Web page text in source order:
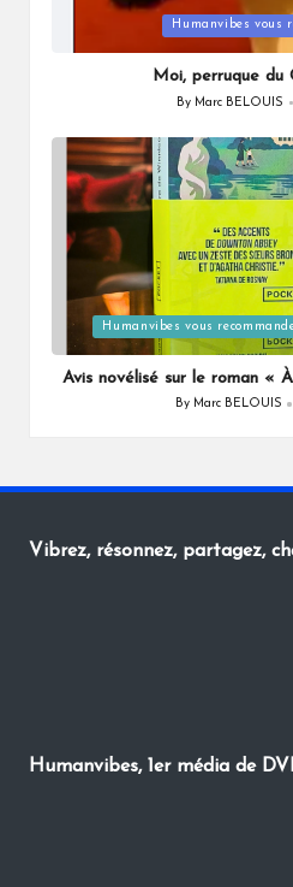
in
Humanvibes vous
Moi, perruque du
Posted
By Marc BELOUIS
Posted
in
Humanvibes vous
Avis novélisé sur le roman «
Posted
By Marc BELOUIS
Vibrez, résonnez, partagez,
Humanvibes, 1er média de